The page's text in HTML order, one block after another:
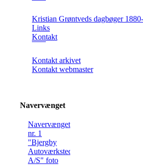
Kristian Grøntveds dagbøger
Links
Kontakt
Kontakt arkivet
Kontakt webmaster
Navervænget
Navervænget
nr. 1
"Bjergby
Autoværksted
A/S" foto